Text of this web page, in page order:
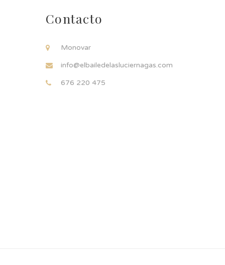
Contacto
Monovar
info@elbailedelasluciernagas.com
676 220 475